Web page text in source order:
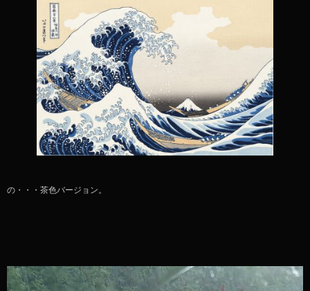
の・・・茶色バージョン。